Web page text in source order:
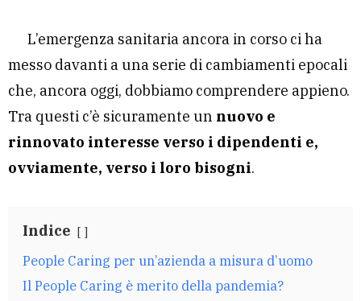
L’emergenza sanitaria ancora in corso ci ha
messo davanti a una serie di cambiamenti epocali
che, ancora oggi, dobbiamo comprendere appieno.
Tra questi c’è sicuramente un nuovo e
rinnovato interesse verso i dipendenti e,
ovviamente, verso i loro bisogni.
Indice
People Caring per un’azienda a misura d’uomo
Il People Caring è merito della pandemia?